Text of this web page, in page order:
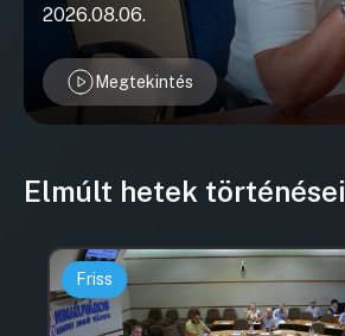
2026.08.06.
Megtekintés
Elmúlt hetek történései
Friss